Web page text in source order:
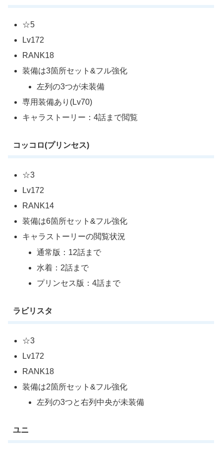
☆5
Lv172
RANK18
装備は3箇所セット&フル強化
左列の3つが未装備
専用装備あり(Lv70)
キャラストーリー：4話まで閲覧
コッコロ(プリンセス)
☆3
Lv172
RANK14
装備は6箇所セット&フル強化
キャラストーリーの閲覧状況
通常版：12話まで
水着：2話まで
プリンセス版：4話まで
ラビリスタ
☆3
Lv172
RANK18
装備は2箇所セット&フル強化
左列の3つと右列中央が未装備
ユニ